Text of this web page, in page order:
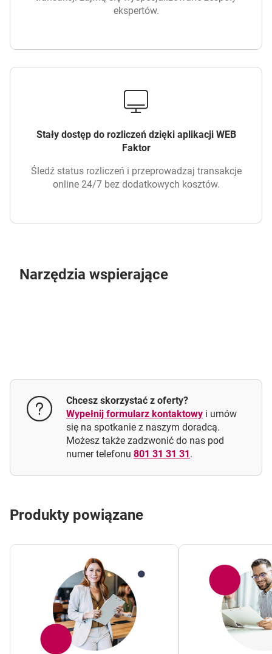
ekspertów.
Stały dostęp do rozliczeń dzięki aplikacji WEB
Faktor
Śledź status rozliczeń i przeprowadzaj transakcje
online 24/7 bez dodatkowych kosztów.
Narzędzia wspierające
Chcesz skorzystać z oferty?
Wypełnij formularz kontaktowy i umów
się na spotkanie z naszym doradcą.
Możesz także zadzwonić do nas pod
numer telefonu 801 31 31 31 .
Produkty powiązane